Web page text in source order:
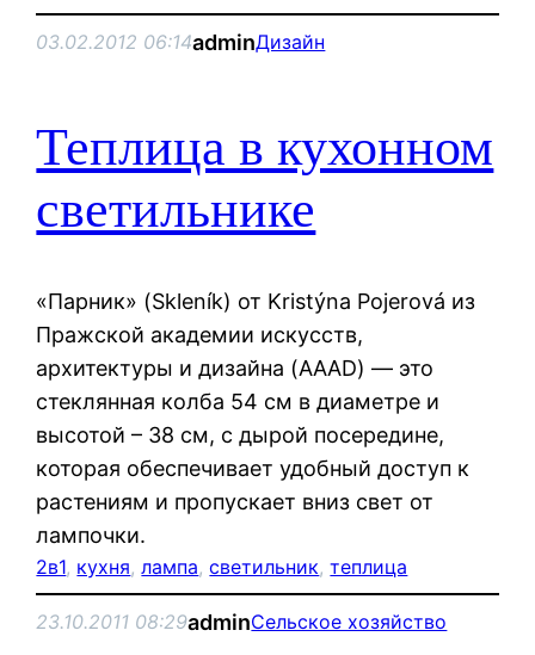
03.02.2012 06:14adminДизайн
Теплица в кухонном
светильнике
«Парник» (Skleník) от Kristýna Pojerová из
Пражской академии искусств,
архитектуры и дизайна (AAAD) — это
стеклянная колба 54 см в диаметре и
высотой – 38 см, с дырой посередине,
которая обеспечивает удобный доступ к
растениям и пропускает вниз свет от
лампочки.
2в1, кухня, лампа, светильник, теплица
23.10.2011 08:29adminСельское хозяйство